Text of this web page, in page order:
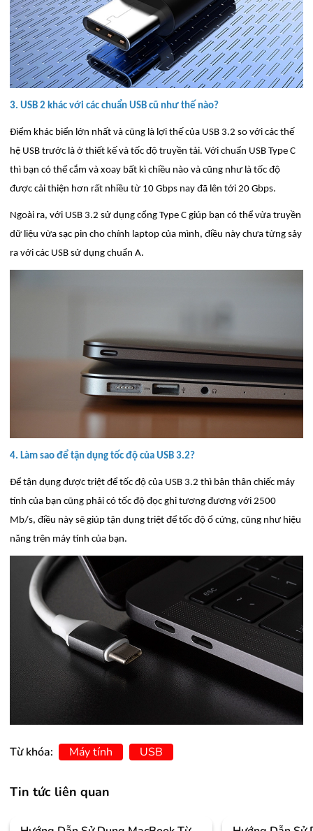
3. USB 2 khác với các chuẩn USB cũ như thế nào?
Điểm khác biển lớn nhất và cũng là lợi thế của USB 3.2 so với các thế
hệ USB trước là ở thiết kế và tốc độ truyền tải. Với chuẩn USB Type C
thì bạn có thể cắm và xoay bất kì chiều nào và cũng như là tốc độ
được cải thiện hơn rất nhiều từ 10 Gbps nay đã lên tới 20 Gbps.
Ngoài ra, với USB 3.2 sử dụng cổng Type C giúp bạn có thể vừa truyền
dữ liệu vừa sạc pin cho chính laptop của mình, điều này chưa từng sảy
ra với các USB sử dụng chuẩn A.
4. Làm sao để tận dụng tốc độ của USB 3.2?
Để tận dụng được triệt để tốc độ của USB 3.2 thì bản thân chiếc máy
tính của bạn cũng phải có tốc độ đọc ghi tương đương với 2500
Mb/s, điều này sẽ giúp tận dụng triệt để tốc độ ổ cứng, cũng như hiệu
năng trên máy tính của bạn.
Từ khóa: Máy tính USB
Tin tức liên quan